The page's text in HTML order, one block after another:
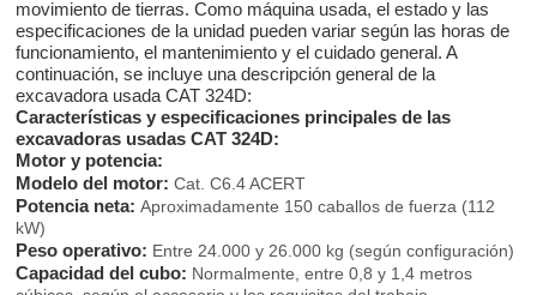
movimiento de tierras. Como máquina usada, el estado y las
especificaciones de la unidad pueden variar según las horas de
funcionamiento, el mantenimiento y el cuidado general. A
continuación, se incluye una descripción general de la
excavadora usada CAT 324D:
Características y especificaciones principales de las
excavadoras usadas CAT 324D:
Motor y potencia:
Modelo del motor: Cat. C6.4 ACERT
Potencia neta: Aproximadamente 150 caballos de fuerza (112
kW)
Peso operativo: Entre 24.000 y 26.000 kg (según configuración)
Capacidad del cubo: Normalmente, entre 0,8 y 1,4 metros